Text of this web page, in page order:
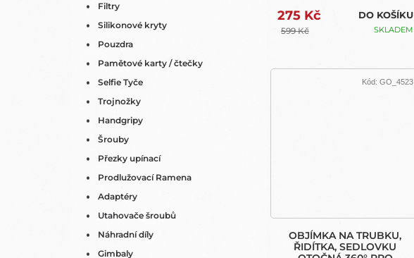
Filtry
Silikonové kryty
Pouzdra
Pamětové karty / čtečky
Selfie Tyče
Trojnožky
Handgripy
Šrouby
Přezky upínací
Prodlužovací Ramena
Adaptéry
Utahovače šroubů
Náhradní díly
Gimbaly
275 Kč
599 Kč
DO KOŠÍKU
SKLADEM
OBJÍMKA NA TRUBKU,
ŘIDÍTKA, SEDLOVKU
Kód: GO_4523